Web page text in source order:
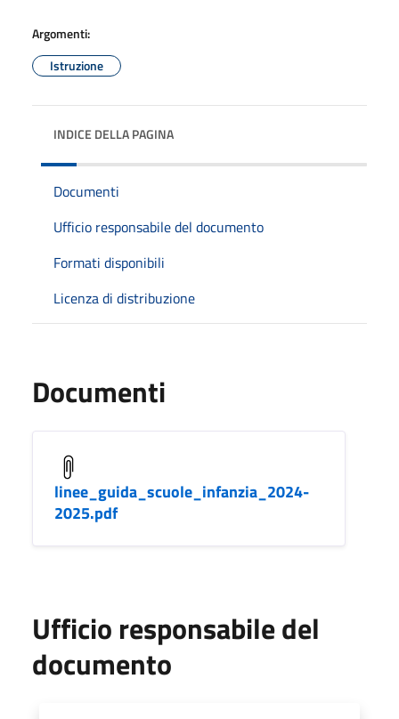
Argomenti:
Istruzione
INDICE DELLA PAGINA
Documenti
Ufficio responsabile del documento
Formati disponibili
Licenza di distribuzione
Documenti
linee_guida_scuole_infanzia_2024-
2025.pdf
Ufficio responsabile del
documento